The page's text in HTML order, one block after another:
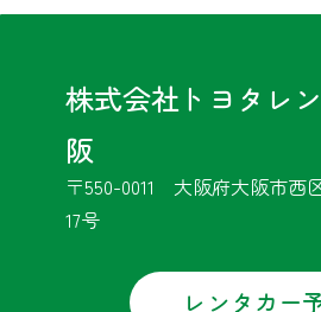
株式会社トヨタレ
阪
〒550-0011 大阪府大阪市西
17号
レンタカー